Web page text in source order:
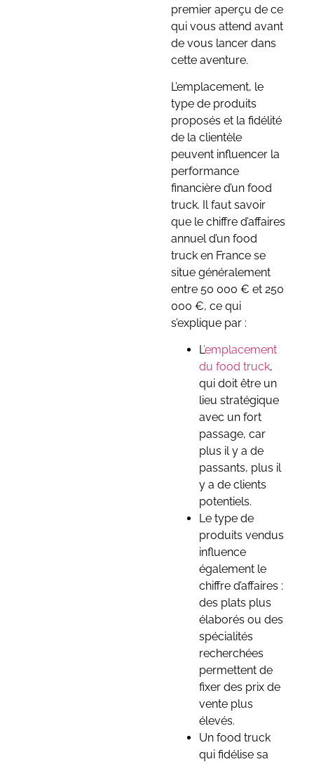
premier aperçu de ce
qui vous attend avant
de vous lancer dans
cette aventure.
L’emplacement, le
type de produits
proposés et la fidélité
de la clientèle
peuvent influencer la
performance
financière d’un food
truck. Il faut savoir
que le chiffre d’affaires
annuel d’un food
truck en France se
situe généralement
entre 50 000 € et 250
000 €, ce qui
s’explique par :
L’emplacement
du food truck,
qui doit être un
lieu stratégique
avec un fort
passage, car
plus il y a de
passants, plus il
y a de clients
potentiels.
Le type de
produits vendus
influence
également le
chiffre d’affaires :
des plats plus
élaborés ou des
spécialités
recherchées
permettent de
fixer des prix de
vente plus
élevés.
Un food truck
qui fidélise sa